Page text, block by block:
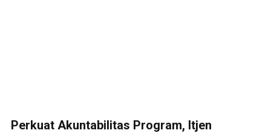
Perkuat Akuntabilitas Program, Itjen